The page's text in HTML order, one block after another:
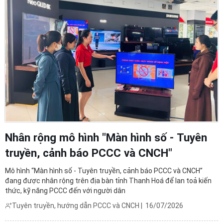
Nhân rộng mô hình "Màn hình số - Tuyên
truyền, cảnh báo PCCC và CNCH"
Mô hình “Màn hình số - Tuyên truyền, cảnh báo PCCC và CNCH”
đang được nhân rộng trên địa bàn tỉnh Thanh Hoá để lan toả kiến
thức, kỹ năng PCCC đến với người dân
Tuyên truyền, hướng dẫn PCCC và CNCH
16/07/2026